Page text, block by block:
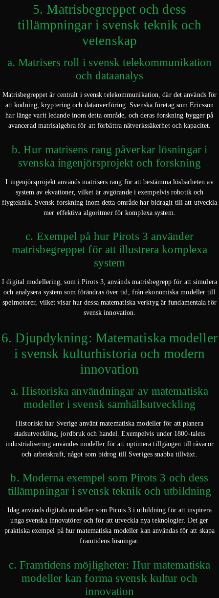
5. Matrisbegreppet och dess
tillämpningar i svensk teknik och
vetenskap
a. Matrisers roll i svensk telekommunikation
och dataanalys
Matrisbegreppet är centralt i svensk telekommunikation, där det används för
att kodning, kryptering och dataöverföring. Svenska företag som Ericsson
har länge varit ledande inom detta område, och deras forskning bygger på
avancerad matrisalgebra för att förbättra nätverkssäkerhet och kapacitet.
b. Hur matrisens rang påverkar lösningar i
svenska ingenjörsprojekt och forskning
I ingenjörsprojekt används matrisers rang för att bestämma lösbarheten av
system av ekvationer, vilket är avgörande i exempelvis robotik och
flygteknik. Svensk forskning inom detta område har bidragit till att utveckla
mer effektiva algoritmer för komplexa system.
c. Exempel på hur Pirots 3 använder
matrisbegreppet för att illustrera komplexa
system
I digital modellering, som i Pirots 3, används matrisbegrepp för att simulera
och analysera system som förändras över tid, från ekonomiska modeller till
spelmotorer, vilket visar hur dessa matematiska verktyg är fundamentala för
svensk innovation.
6. Djupdykning: Matematiska modeller
i svensk kulturhistoria och modern
innovation
a. Historiska användningar av matematiska
modeller i svensk samhällsutveckling
Historiskt har Sverige använt matematiska modeller för att planera
stadsutveckling, jordbruk och handel. Exempelvis under 1800-talets
industrialisering användes modeller för att optimera tillgången till råvaror
och arbetskraft, något som bidrog till Sveriges snabba tillväxt.
b. Moderna exempel som Pirots 3 och dess
tillämpningar i svensk teknik och utbildning
Idag används digitala modeller som Pirots 3 i utbildning för att inspirera
unga svenska innovatörer och för att utveckla nya teknologier. Det ger
praktiska exempel på hur matematiska modeller kan användas för att skapa
framtidens lösningar.
c. Framtidens möjligheter: Hur matematiska
modeller kan forma svensk kultur och
innovation